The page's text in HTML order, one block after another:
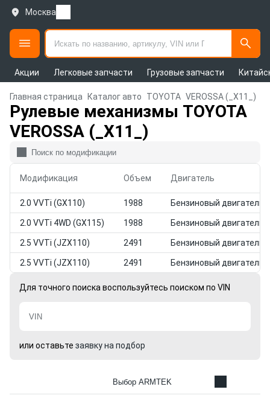
Москва
Акции Легковые запчасти Грузовые запчасти
Главная страница Каталог авто TOYOTA VEROSSA (_X11_)
Рулевые механизмы TOYOTA
VEROSSA (_X11_)
Модификация Объем Двигатель
2.0 VVTi (GX110) 1988 Бензиновый двигатель
2.0 VVTi 4WD (GX115) 1988 Бензиновый двигатель
2.5 VVTi (JZX110) 2491 Бензиновый двигатель
2.5 VVTi (JZX110) 2491 Бензиновый двигатель
Для точного поиска воспользуйтесь поиском по VIN
или оставьте заявку на подбор
Выбор ARMTEK